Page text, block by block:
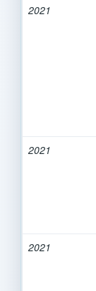
2021
2021
2021